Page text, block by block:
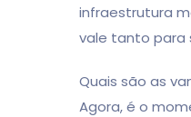
infraestrutura
vale tanto para
Quais são as
Agora, é o